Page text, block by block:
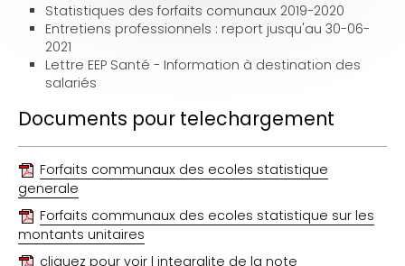
Statistiques des forfaits comunaux 2019-2020
Entretiens professionnels : report jusqu'au 30-06-
2021
Lettre EEP Santé - Information à destination des
salariés
Documents pour telechargement
Forfaits communaux des ecoles statistique
generale
Forfaits communaux des ecoles statistique sur les
montants unitaires
cliquez pour voir l integralite de la note